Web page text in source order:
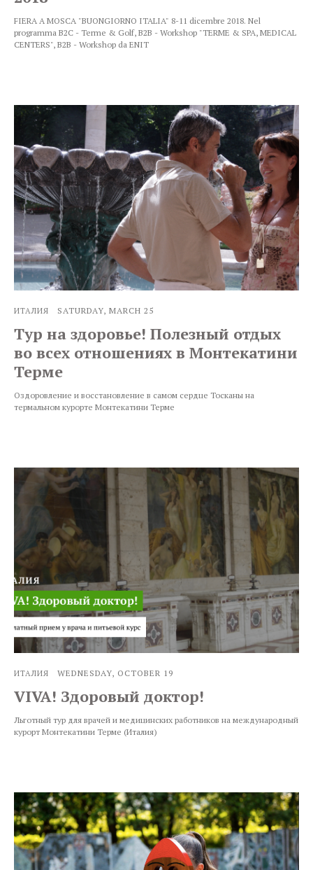
FIERA A MOSCA "BUONGIORNO ITALIA" 8-11 dicembre 2018. Nel
programma B2C - Terme & Golf, B2B - Workshop "TERME & SPA, MEDICAL
CENTERS", B2B - Workshop da ENIT
ИТАЛИЯ SATURDAY, MARCH 25
Тур на здоровье! Полезный отдых
во всех отношениях в Монтекатини
Терме
Оздоровление и восстановление в самом сердце Тосканы на
термальном курорте Монтекатини Терме
ИТАЛИЯ WEDNESDAY, OCTOBER 19
VIVA! Здоровый доктор!
Льготный тур для врачей и медицинских работников на международный
курорт Монтекатини Терме (Италия)